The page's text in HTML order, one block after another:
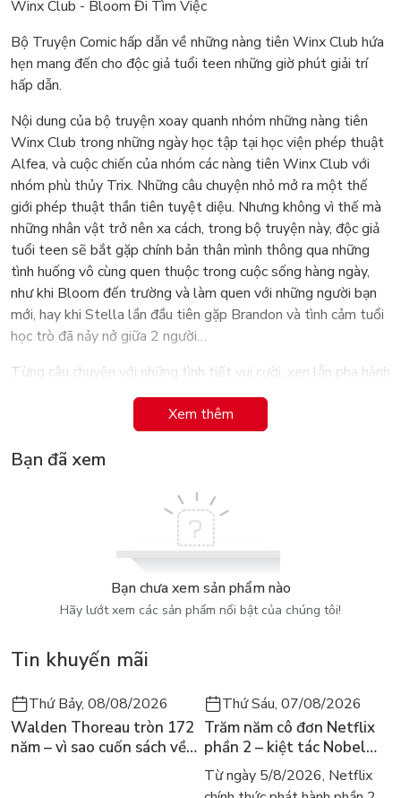
Winx Club - Bloom Đi Tìm Việc
Bộ Truyện Comic hấp dẫn về những nàng tiên Winx Club hứa
hẹn mang đến cho độc giả tuổi teen những giờ phút giải trí
hấp dẫn.
Nội dung của bộ truyện xoay quanh nhóm những nàng tiên
Winx Club trong những ngày học tập tại học viện phép thuật
Alfea, và cuộc chiến của nhóm các nàng tiên Winx Club với
nhóm phù thủy Trix. Những câu chuyện nhỏ mở ra một thế
giới phép thuật thần tiên tuyệt diệu. Nhưng không vì thế mà
những nhân vật trở nên xa cách, trong bộ truyện này, độc giả
tuổi teen sẽ bắt gặp chính bản thân mình thông qua những
tình huống vô cùng quen thuộc trong cuộc sống hàng ngày,
như khi Bloom đến trường và làm quen với những người bạn
mới, hay khi Stella lần đầu tiên gặp Brandon và tình cảm tuổi
học trò đã nảy nở giữa 2 người…
Từng câu chuyện với những tình tiết vui cười, xen lẫn pha hành
động gay cấn, đan cài là những bài học sâu sắc về tình bạn,
sức mạnh của sự đoàn kết, cái thiện luôn chiến thắng cái ác…
đem đến cho độc giả khoảng thời gian giải trí đầy thú vị, và ý
nghĩa.
Nhóm các nàng tiên Winx: Bloom. Stella, Flora, Tecna, Musa
Nhóm phù thủy Trix: Icy, Stormy, Darcy
Nhóm các chàng trai đến từ Red Fountain: Sky (Bạn trai của
Bloom), Brandon (Bạn trai của Stella), Timmy (Bạn trai của
Xem thêm
Bạn đã xem
Bạn chưa xem sản phẩm nào
Hãy lướt xem các sản phẩm nổi bật của chúng tôi!
Tin khuyến mãi
Thứ Bảy, 08/08/2026
Walden Thoreau tròn 172
năm – vì sao cuốn sách về
Thứ Sáu, 07/08/2026
Trăm năm cô đơn Netflix
phần 2 – kiệt tác Nobel
trở lại màn ảnh, dòng
người tìm đọc lại García
Từ ngày 5/8/2026, Netflix